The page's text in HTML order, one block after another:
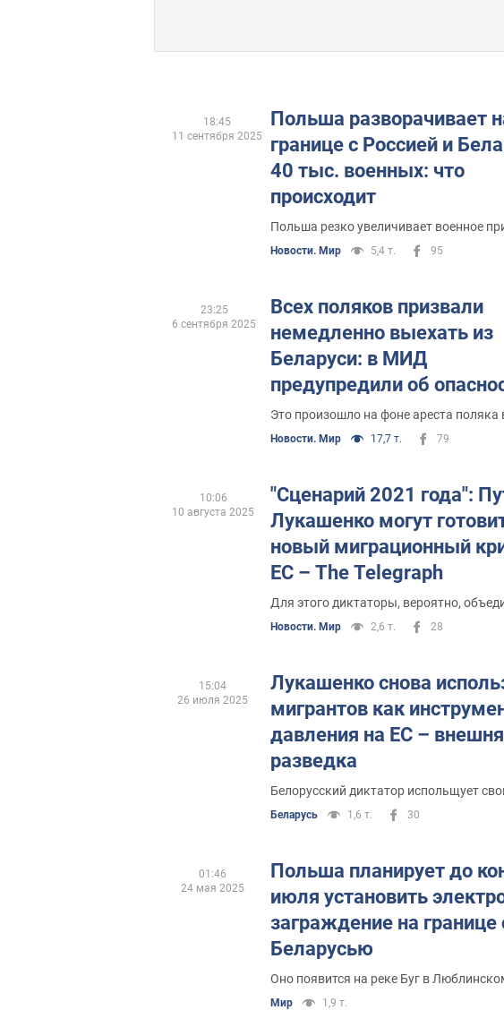
Польша разворачивает
границе с Россией и
40 тыс. военных: что
происходит
Польша резко увеличивает военное
Новости. Мир 5,4 т. 95
18:45
11 сентября 2025
Всех поляков призвали
немедленно выехать из
Беларуси: в МИД
предупредили об
Это произошло на фоне ареста поляка
Новости. Мир 17,7 т. 79
23:25
6 сентября 2025
"Сценарий 2021 года":
Лукашенко могут
новый миграционный
ЕС – The Telegraph
Для этого диктаторы, вероятно,
Новости. Мир 2,6 т. 28
10:06
10 августа 2025
Лукашенко снова
мигрантов как
давления на ЕС –
разведка
Белорусский диктатор испольщует
Беларусь 1,6 т. 30
15:04
26 июля 2025
Польша планирует до
июля установить
заграждение на границе
Беларусью
Оно появится на реке Буг в
Мир 1,9 т.
01:46
24 мая 2025